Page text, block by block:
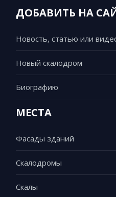
ДОБАВИТЬ НА
Новость, статью или
Новый скалодром
Биографию
МЕСТА
Фасады зданий
Скалодромы
Скалы